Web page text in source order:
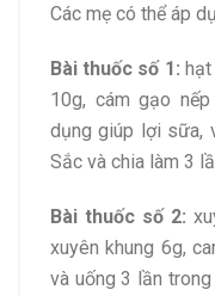
Các mẹ có thể áp
Bài thuốc số 1: hạt
10g, cám gạo
dụng giúp lợi sữa,
Sắc và chia làm 3
Bài thuốc số 2:
xuyên khung 6g,
và uống 3 lần